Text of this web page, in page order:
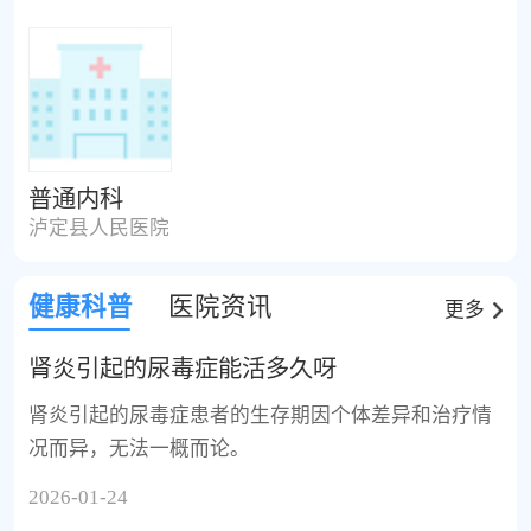
普通内科
泸定县人民医院
健康科普 医院资讯 更多
肾炎引起的尿毒症能活多久呀
肾炎引起的尿毒症患者的生存期因个体差异和治疗情
况而异，无法一概而论。
2026-01-24